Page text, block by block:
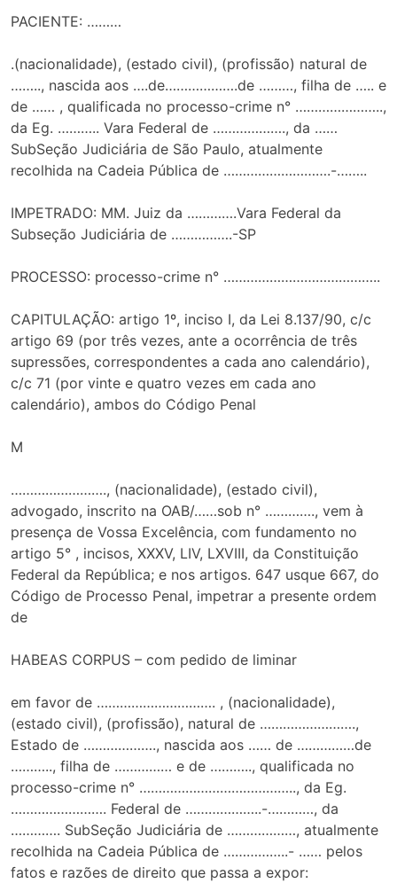
PACIENTE: ………
.(nacionalidade), (estado civil), (profissão) natural de
…….., nascida aos ….de……………….de ………, filha de ….. e
de …… , qualificada no processo-crime n° …………………..,
da Eg. ……….. Vara Federal de ………………., da ……
SubSeção Judiciária de São Paulo, atualmente
recolhida na Cadeia Pública de ……………………….-……..
IMPETRADO: MM. Juiz da ………….Vara Federal da
Subseção Judiciária de …………….-SP
PROCESSO: processo-crime n° …………………………………..
CAPITULAÇÃO: artigo 1º, inciso I, da Lei 8.137/90, c/c
artigo 69 (por três vezes, ante a ocorrência de três
supressões, correspondentes a cada ano calendário),
c/c 71 (por vinte e quatro vezes em cada ano
calendário), ambos do Código Penal
M
……………………., (nacionalidade), (estado civil),
advogado, inscrito na OAB/……sob n° …………., vem à
presença de Vossa Excelência, com fundamento no
artigo 5° , incisos, XXXV, LIV, LXVIII, da Constituição
Federal da República; e nos artigos. 647 usque 667, do
Código de Processo Penal, impetrar a presente ordem
de
HABEAS CORPUS – com pedido de liminar
em favor de …………………………. , (nacionalidade),
(estado civil), (profissão), natural de …………………….,
Estado de ………………., nascida aos …… de ……………de
……….., filha de …………… e de ……….., qualificada no
processo-crime n° ………………………………….., da Eg.
……………………. Federal de ………………..-…………, da
…………. SubSeção Judiciária de ………………, atualmente
recolhida na Cadeia Pública de ……………..- …… pelos
fatos e razões de direito que passa a expor: